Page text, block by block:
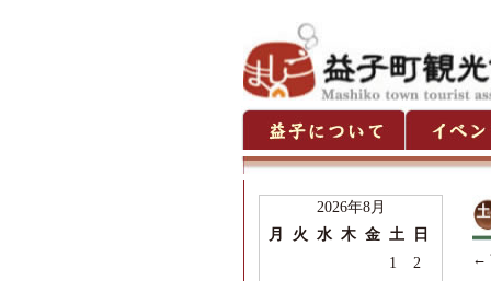
2026年8月
月
火 水 木 金 土 日
1
2
←